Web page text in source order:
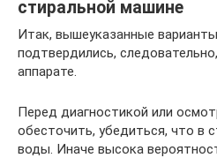
стиральной машине
Итак, вышеуказанные
подтвердились,
аппарате.
Перед диагностикой или
обесточить, убедиться, что в
воды. Иначе высока